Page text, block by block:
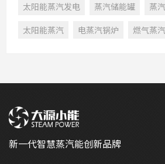
太阳能蒸汽发电
蒸汽储能罐
蒸
太阳能蒸汽
电蒸汽锅炉 燃气蒸
新一代智慧蒸汽能创新品牌